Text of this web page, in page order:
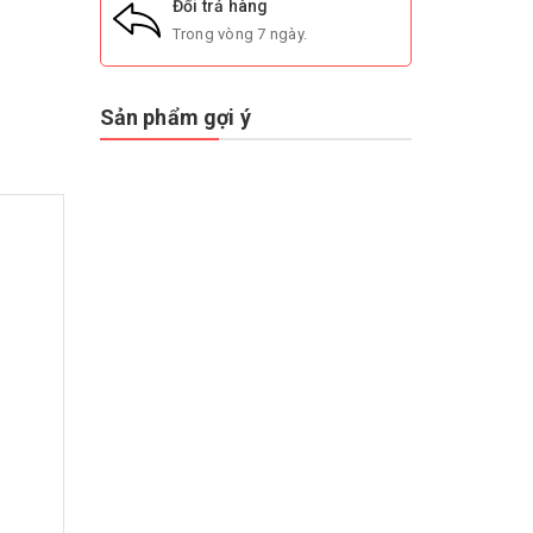
Đổi trả hàng
Trong vòng 7 ngày.
Sản phẩm gợi ý